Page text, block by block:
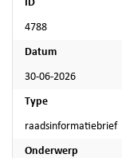
ID
4788
Datum
30-06-2026
Type
raadsinformatiebrief
Onderwerp